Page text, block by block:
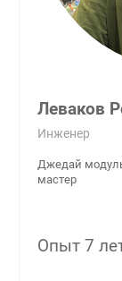
Леваков
Инженер
Джедай
мастер
Опыт 7